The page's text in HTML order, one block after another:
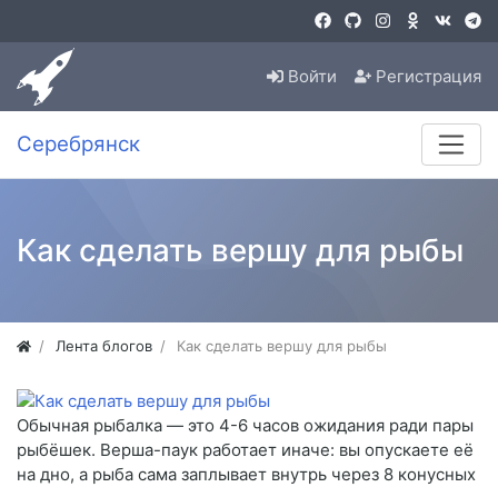
Войти Регистрация
Серебрянск
Как сделать вершу для рыбы
Лента блогов Как сделать вершу для рыбы
Обычная рыбалка — это 4-6 часов ожидания ради пары
рыбёшек. Верша-паук работает иначе: вы опускаете её
на дно, а рыба сама заплывает внутрь через 8 конусных